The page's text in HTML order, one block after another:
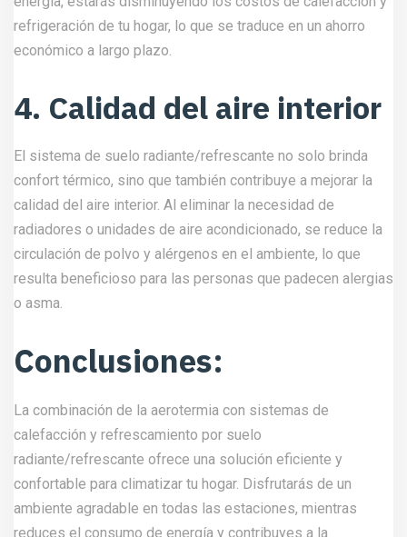
refrigeración de tu hogar, lo que se traduce en un ahorro
económico a largo plazo.
4. Calidad del aire interior
El sistema de suelo radiante/refrescante no solo brinda
confort térmico, sino que también contribuye a mejorar la
calidad del aire interior. Al eliminar la necesidad de
radiadores o unidades de aire acondicionado, se reduce la
circulación de polvo y alérgenos en el ambiente, lo que
resulta beneficioso para las personas que padecen alergias
o asma.
Conclusiones:
La combinación de la aerotermia con sistemas de
calefacción y refrescamiento por suelo
radiante/refrescante ofrece una solución eficiente y
confortable para climatizar tu hogar. Disfrutarás de un
ambiente agradable en todas las estaciones, mientras
reduces el consumo de energía y contribuyes a la